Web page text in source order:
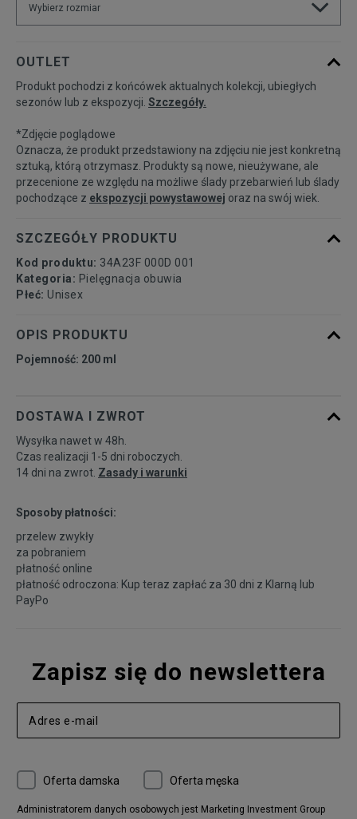
Wybierz rozmiar
OUTLET
Produkt pochodzi z końcówek aktualnych kolekcji, ubiegłych
sezonów lub z ekspozycji. Szczegóły.
*Zdjęcie poglądowe
Oznacza, że produkt przedstawiony na zdjęciu nie jest konkretną
sztuką, którą otrzymasz. Produkty są nowe, nieużywane, ale
przecenione ze względu na możliwe ślady przebarwień lub ślady
pochodzące z ekspozycji powystawowej oraz na swój wiek.
SZCZEGÓŁY PRODUKTU
Kod produktu: 34A23F 000D 001
Kategoria: Pielęgnacja obuwia
Płeć: Unisex
OPIS PRODUKTU
Pojemność: 200 ml
DOSTAWA I ZWROT
Wysyłka nawet w 48h.
Czas realizacji 1-5 dni roboczych.
14 dni na zwrot. Zasady i warunki
Sposoby płatności:
przelew zwykły
za pobraniem
płatność online
płatność odroczona: Kup teraz zapłać za 30 dni z Klarną lub
PayPo
Zapisz się do newslettera
Oferta damska Oferta męska
Administratorem danych osobowych jest Marketing Investment Group